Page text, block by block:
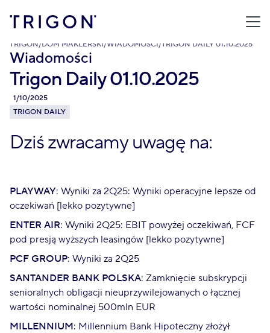
TRIGON/DOM MAKLERSKI/WIADOMOŚCI/ TRIGON DAILY 01.10.2025
Wiadomości
Trigon Daily 01.10.2025
1/10/2025
TRIGON DAILY
Dziś zwracamy uwagę na:
PLAYWAY: Wyniki za 2Q25: Wyniki operacyjne lepsze od
oczekiwań [lekko pozytywne]
ENTER AIR: Wyniki 2Q25: EBIT powyżej oczekiwań, FCF
pod presją wyższych leasingów [lekko pozytywne]
PCF GROUP: Wyniki za 2Q25
SANTANDER BANK POLSKA: Zamknięcie subskrypcji
senioralnych obligacji nieuprzywilejowanych o łącznej
wartości nominalnej 500mln EUR
MILLENNIUM: Millennium Bank Hipoteczny złożył